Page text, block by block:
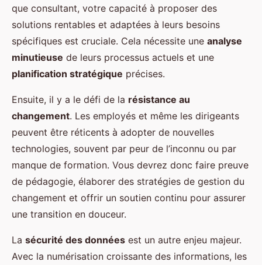
que consultant, votre capacité à proposer des
solutions rentables et adaptées à leurs besoins
spécifiques est cruciale. Cela nécessite une analyse
minutieuse de leurs processus actuels et une
planification stratégique précises.
Ensuite, il y a le défi de la résistance au
changement. Les employés et même les dirigeants
peuvent être réticents à adopter de nouvelles
technologies, souvent par peur de l’inconnu ou par
manque de formation. Vous devrez donc faire preuve
de pédagogie, élaborer des stratégies de gestion du
changement et offrir un soutien continu pour assurer
une transition en douceur.
La sécurité des données est un autre enjeu majeur.
Avec la numérisation croissante des informations, les